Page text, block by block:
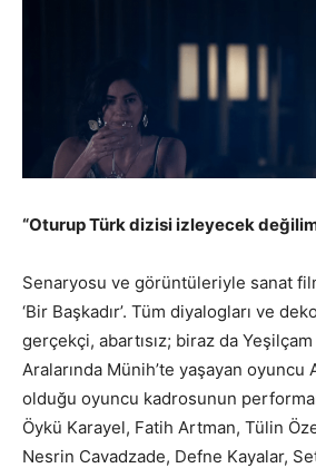
“Oturup Türk dizisi izleyecek
Senaryosu ve görüntüleriyle sanat
‘Bir Başkadır’. Tüm diyalogları ve
gerçekçi, abartısız; biraz da Yeşilçam
Aralarında Münih’te yaşayan oyuncu
olduğu oyuncu kadrosunun
Öykü Karayel, Fatih Artman, Tülin
Nesrin Cavadzade, Defne Kayalar,